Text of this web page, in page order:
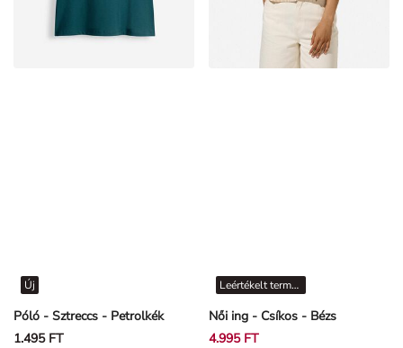
Póló - Sztreccs - Petrolkék
Új
1.495 FT
Női ing - Csíkos - Bézs
Leértékelt termékek
4.995 FT